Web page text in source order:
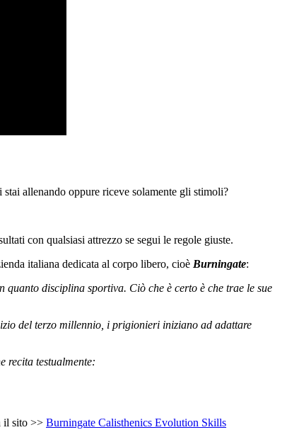
allenando oppure riceve solamente gli stimoli?
con qualsiasi attrezzo se segui le regole giuste.
italiana dedicata al corpo libero, cioè Burningate:
disciplina sportiva. Ciò che è certo è che trae le sue
del terzo millennio, i prigionieri iniziano ad adattare
recita testualmente:
il sito >> Burningate Calisthenics Evolution Skills